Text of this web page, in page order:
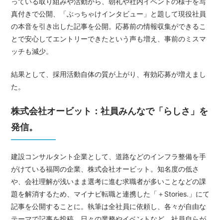
真付きで公開、「ぶっちゃけインタビュー」と題して現役社員
の本音を引き出した記事を公開。応募前の情報収集ができるこ
とで安心してエントリーできたという声も増え、事前のミスマ
ッチも減少。
結果として、採用活動自体の質が上がり、有効応募が増えまし
た。
株式会社オービット：社員みんなで「らしさ」を
発信。
建設コンサルタント企業として、道路などのインフラ整備を手
がけている福岡の企業、株式会社オービット。知名度の低さ
や、会社理解が浅いまま選考に進む求職者が多いことなどの課
題を解消するため、マイナビ転職と連携した「＋Stories.」にて
記事を公開することに。執筆は全社員に依頼し、各々が自由な